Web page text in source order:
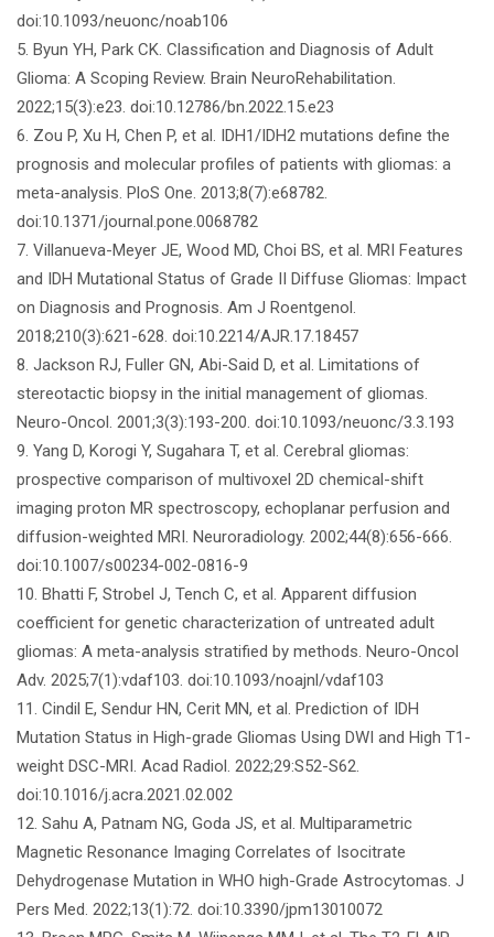
doi:10.1093/neuonc/noab106
5. Byun YH, Park CK. Classification and Diagnosis of Adult
Glioma: A Scoping Review. Brain NeuroRehabilitation.
2022;15(3):e23. doi:10.12786/bn.2022.15.e23
6. Zou P, Xu H, Chen P, et al. IDH1/IDH2 mutations define the
prognosis and molecular profiles of patients with gliomas: a
meta-analysis. PloS One. 2013;8(7):e68782.
doi:10.1371/journal.pone.0068782
7. Villanueva-Meyer JE, Wood MD, Choi BS, et al. MRI Features
and IDH Mutational Status of Grade II Diffuse Gliomas: Impact
on Diagnosis and Prognosis. Am J Roentgenol.
2018;210(3):621-628. doi:10.2214/AJR.17.18457
8. Jackson RJ, Fuller GN, Abi-Said D, et al. Limitations of
stereotactic biopsy in the initial management of gliomas.
Neuro-Oncol. 2001;3(3):193-200. doi:10.1093/neuonc/3.3.193
9. Yang D, Korogi Y, Sugahara T, et al. Cerebral gliomas:
prospective comparison of multivoxel 2D chemical-shift
imaging proton MR spectroscopy, echoplanar perfusion and
diffusion-weighted MRI. Neuroradiology. 2002;44(8):656-666.
doi:10.1007/s00234-002-0816-9
10. Bhatti F, Strobel J, Tench C, et al. Apparent diffusion
coefficient for genetic characterization of untreated adult
gliomas: A meta-analysis stratified by methods. Neuro-Oncol
Adv. 2025;7(1):vdaf103. doi:10.1093/noajnl/vdaf103
11. Cindil E, Sendur HN, Cerit MN, et al. Prediction of IDH
Mutation Status in High-grade Gliomas Using DWI and High T1-
weight DSC-MRI. Acad Radiol. 2022;29:S52-S62.
doi:10.1016/j.acra.2021.02.002
12. Sahu A, Patnam NG, Goda JS, et al. Multiparametric
Magnetic Resonance Imaging Correlates of Isocitrate
Dehydrogenase Mutation in WHO high-Grade Astrocytomas. J
Pers Med. 2022;13(1):72. doi:10.3390/jpm13010072